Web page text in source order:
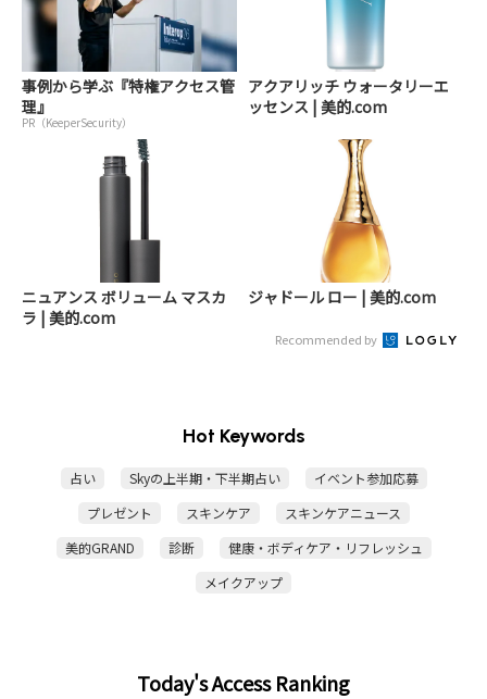
事例から学ぶ『特権アクセス管
理』
PR（KeeperSecurity）
アクアリッチ ウォータリーエ
ッセンス | 美的.com
ニュアンス ボリューム マスカ
ラ | 美的.com
ジャドール ロー | 美的.com
Recommended by
Hot Keywords
占い Skyの上半期・下半期占い
イベント参加応募
プレゼント
スキンケア
スキンケアニュース
美的GRAND
診断
健康・ボディケア・リフレッシュ
メイクアップ
Today's Access Ranking